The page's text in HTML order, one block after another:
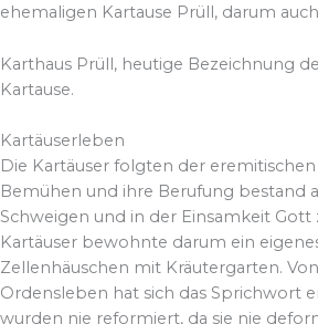
ehemaligen Kartause Prüll, darum
Karthaus Prüll, heutige Bezeichnung
Kartause.
Kartäuserleben
Die Kartäuser folgten der
Bemühen und ihre Berufung bestand
Schweigen und in der Einsamkeit Gott
Kartäuser bewohnte darum ein
Zellenhäuschen mit Kräutergarten.
Ordensleben hat sich das Sprichwort
wurden nie reformiert, da sie nie